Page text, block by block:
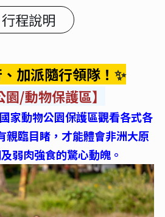
行程說明
加派隨行領隊！ ✨
園/動物保護區】
家動物公園保護區觀看各式各
親臨目睹，才能體會非洲大原
弱肉強食的驚心動魄。